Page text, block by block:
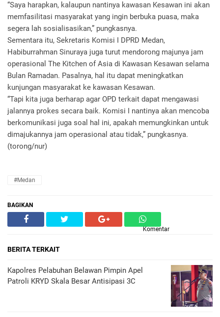
“Saya harapkan, kalaupun nantinya kawasan Kesawan ini akan
memfasilitasi masyarakat yang ingin berbuka puasa, maka
segera lah sosialisasikan,” pungkasnya.
Sementara itu, Sekretaris Komisi I DPRD Medan,
Habiburrahman Sinuraya juga turut mendorong majunya jam
operasional The Kitchen of Asia di Kawasan Kesawan selama
Bulan Ramadan. Pasalnya, hal itu dapat meningkatkan
kunjungan masyarakat ke kawasan Kesawan.
“Tapi kita juga berharap agar OPD terkait dapat mengawasi
jalannya prokes secara baik. Komisi I nantinya akan mencoba
berkomunikasi juga soal hal ini, apakah memungkinkan untuk
dimajukannya jam operasional atau tidak,” pungkasnya.
(torong/nur)
#Medan
BAGIKAN
Komentar
BERITA TERKAIT
Kapolres Pelabuhan Belawan Pimpin Apel
Patroli KRYD Skala Besar Antisipasi 3C